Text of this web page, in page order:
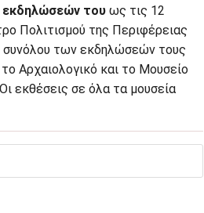
εκδηλώσεών τουως τις 12
Πολιτισμού της Περιφέρειας
συνόλου των εκδηλώσεών τους
Αρχαιολογικό και το Μουσείο
εκθέσεις σε όλα τα μουσεία